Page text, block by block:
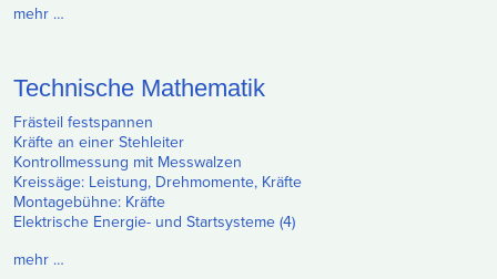
mehr …
Technische Mathematik
Frästeil festspannen
Kräfte an einer Stehleiter
Kontrollmessung mit Messwalzen
Kreissäge: Leistung, Drehmomente, Kräfte
Montagebühne: Kräfte
Elektrische Energie- und Startsysteme (4)
mehr …